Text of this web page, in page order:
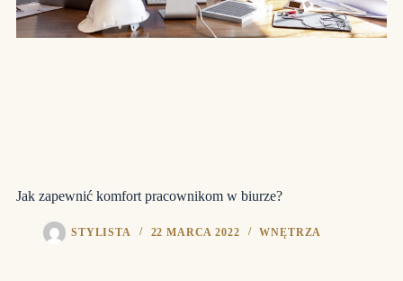
Jak zapewnić komfort pracownikom w biurze?
STYLISTA 22 MARCA 2022 WNĘTRZA